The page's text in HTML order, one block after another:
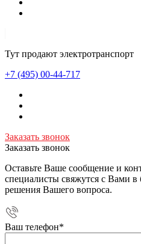
Тут продают электротранспорт
+7 (495) 00-44-717
Заказать звонок
Заказать звонок
Оставьте Ваше сообщение и
специалисты свяжутся с Вами
решения Вашего вопроса.
Ваш телефон*